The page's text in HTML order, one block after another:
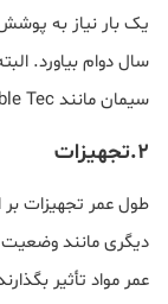
سال دوام بیاورد.
سیمان مانند Pebble Tec تقریبا مادام العمر باقی می مانند.
۲.تجهیزات
طول عمر تجهیزات
دیگری مانند
عمر مواد تأثیر